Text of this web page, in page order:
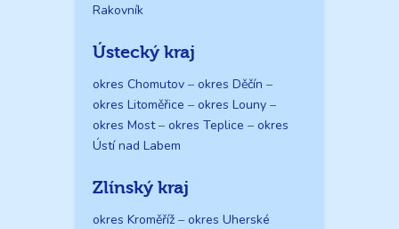
Rakovník
Ústecký kraj
okres Chomutov – okres Děčín –
okres Litoměřice – okres Louny –
okres Most– okres Teplice – okres
Ústí nad Labem
Zlínský kraj
okres Kroměříž – okres Uherské